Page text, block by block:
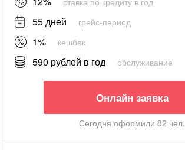
55 дней грейс-период
1% кешбек
590 рублей в год обслуживание
Онлайн заявка
Сегодня оформили 82 чел.